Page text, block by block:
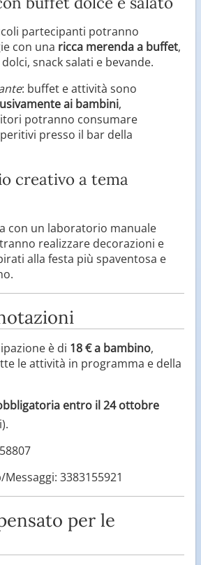
partecipanti potranno
con una ricca merenda a buffet,
snack salati e bevande.
: buffet e attività sono
ai bambini,
potranno consumare
presso il bar della
creativo a tema
con un laboratorio manuale
realizzare decorazioni e
alla festa più spaventosa e
è di 18 € a bambino,
le attività in programma e della
entro il 24 ottobre
3383155921
per le